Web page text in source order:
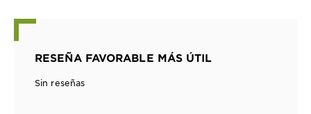
RESEÑA FAVORABLE MÁS ÚTIL
Sin reseñas